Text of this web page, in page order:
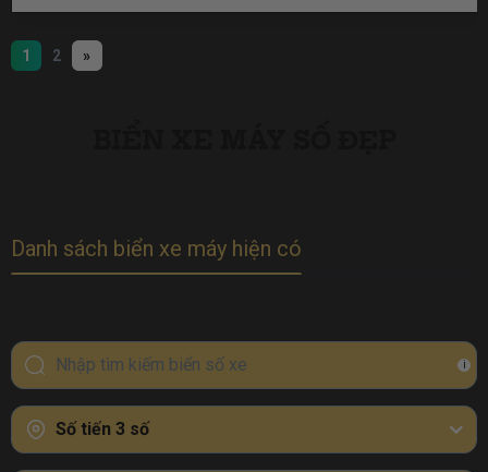
1 2 »
Danh sách biển xe máy hiện có
i
Số tiến 3 số